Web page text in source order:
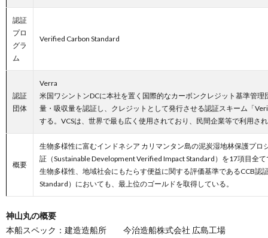
認証
プロ
グラ
ム
Verified Carbon Standard
認証
団体
Verra
米国ワシントンDCに本社を置く国際的なカーボンクレジット基準管
量・吸収量を認証し、クレジットとして発行させる認証スキーム「
する。VCSは、世界で最も広く使用されており、民間企業等で利用さ
概要
生物多様性に富むインドネシア カリマンタン島の泥炭湿地林保護プロ
証（Sustainable Development Verified Impact Standard）を17項目全
生物多様性、地域社会にもたらす便益に関する評価基準であるCCB
Standard）においても、最上位のゴールドを取得している。
神山丸の概要
本船スペック：建造造船所 今治造船株式会社 広島工場